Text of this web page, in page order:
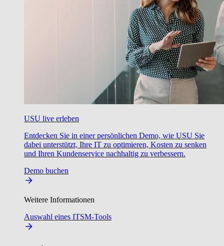
USU live erleben
Entdecken Sie in einer persönlichen Demo, wie USU Sie
dabei unterstützt, Ihre IT zu optimieren, Kosten zu senken
und Ihren Kundenservice nachhaltig zu verbessern.
Demo buchen
Weitere Informationen
Auswahl eines ITSM-Tools